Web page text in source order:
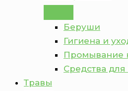
Беруши
Гигиена и
Промывание
Средства для
Травы